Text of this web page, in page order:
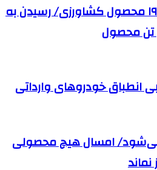
ایران، پیشتاز تولید ۱۹ محصول کشاورزی/ رسیدن به
انطباق خودروهای وارداتی
می‌شود/ امسال هیچ محصولی